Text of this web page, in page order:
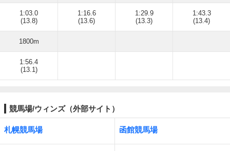
1:03.0
(13.8)
1:16.6
(13.6)
1:29.9
(13.3)
1:43.3
(13.4)
1800m
1:56.4
(13.1)
競馬場/ウィンズ（外部サイト）
札幌競馬場 函館競馬場